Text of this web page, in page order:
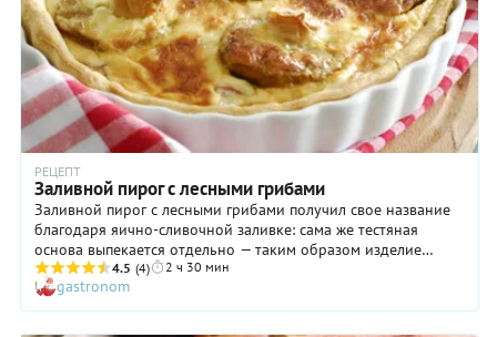
РЕЦЕПТ
Заливной пирог с лесными грибами
Заливной пирог с лесными грибами получил свое название
благодаря яично-сливочной заливке: сама же тестяная
основа выпекается отдельно — таким образом изделие
больше становится похоже на киш, чем на заливной пирог.
Поэтому вы вправе называть его так, как нравится вам!
Такой пирог хорошо испечь в сезон «тихой» охоты, с
урожаем свежесобранных лесных грибов. Но можно
4.5 (4) 2 ч 30 мин
gastronom